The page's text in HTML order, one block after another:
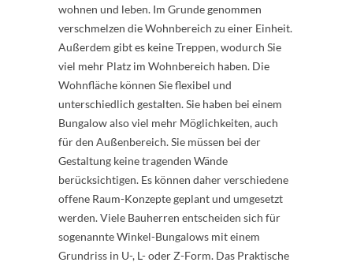
wohnen und leben. Im Grunde genommen
verschmelzen die Wohnbereich zu einer Einheit.
Außerdem gibt es keine Treppen, wodurch Sie
viel mehr Platz im Wohnbereich haben. Die
Wohnfläche können Sie flexibel und
unterschiedlich gestalten. Sie haben bei einem
Bungalow also viel mehr Möglichkeiten, auch
für den Außenbereich. Sie müssen bei der
Gestaltung keine tragenden Wände
berücksichtigen. Es können daher verschiedene
offene Raum-Konzepte geplant und umgesetzt
werden. Viele Bauherren entscheiden sich für
sogenannte Winkel-Bungalows mit einem
Grundriss in U-, L- oder Z-Form. Das Praktische